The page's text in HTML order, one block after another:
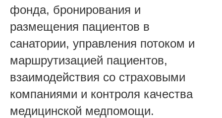
фонда, бронирования и
размещения пациентов в
санатории, управления потоком и
маршрутизацией пациентов,
взаимодействия со страховыми
компаниями и контроля качества
медицинской медпомощи.